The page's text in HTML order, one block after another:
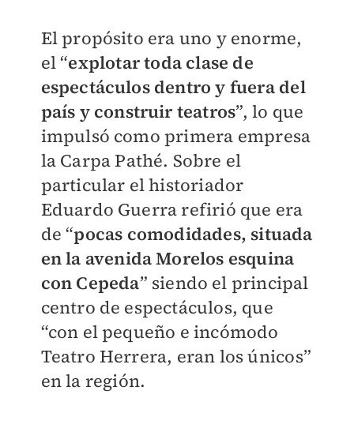
El propósito era uno y enorme,
el “explotar toda clase de
espectáculos dentro y fuera del
país y construir teatros”, lo que
impulsó como primera empresa
la Carpa Pathé. Sobre el
particular el historiador
Eduardo Guerra refirió que era
de “pocas comodidades, situada
en la avenida Morelos esquina
con Cepeda” siendo el principal
centro de espectáculos, que
“con el pequeño e incómodo
Teatro Herrera, eran los únicos”
en la región.